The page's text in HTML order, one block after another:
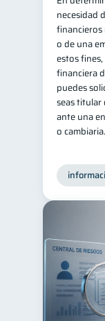
ahorro
Gasto
necesidad
financieros
o de una
estos
financiera
puedes
seas titular
ante una
o cambiaria.